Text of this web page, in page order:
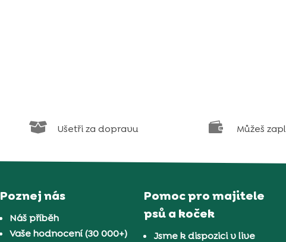
 Ušetři za dopravu  Můžeš
Poznej nás
Náš příběh
Vaše hodnocení (30 000+)
Pomoc pro majitele
psů a koček
Jsme k dispozici v live